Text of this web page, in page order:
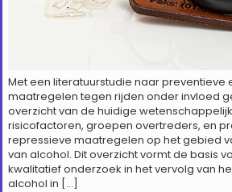
Met een literatuurstudie naar preventieve
maatregelen tegen rijden onder invloed
overzicht van de huidige
risicofactoren, groepen overtreders, en
repressieve maatregelen op het gebied
van alcohol. Dit overzicht vormt de basis
kwalitatief onderzoek in het vervolg van
alcohol in […]